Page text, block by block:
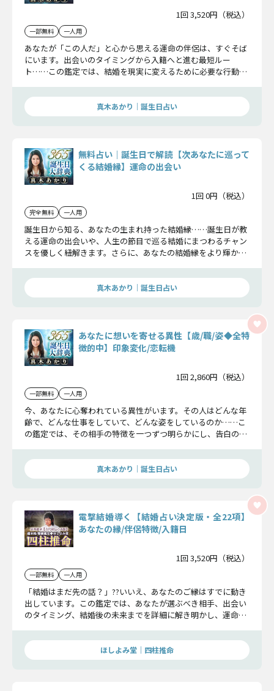
1回 3,520円（税込）
一部無料 一人用
あなたが「この人だ」と心から思える運命の伴侶は、すぐそば
にいます。出会いのタイミングから入籍へと進む最短ルー
ト……この鑑定では、結婚を現実に変えるために必要な行動、
真木あかり｜誕生日占い
無料占い｜誕生日で解読【次あなたに巡って
くる結婚縁】運命の出会い
1回 0円（税込）
完全無料 一人用
誕生日から知る、あなたの生まれ持った結婚縁……誕生日が教
える運命の出会いや、人生の節目で巡る結婚にまつわるチャン
スを優しく紐解きます。さらに、あなたの結婚縁をより輝かせ
真木あかり｜誕生日占い
あなたに想いを寄せる異性【歳/職/姿◆全特
徴的中】印象変化/恋転機
1回 2,860円（税込）
一部無料 一人用
今、あなたに心奪われている異性がいます。その人はどんな年
齢で、どんな仕事をしていて、どんな姿をしているのか……こ
の鑑定では、その相手の特徴を一つずつ明らかにし、告白のタ
真木あかり｜誕生日占い
電撃結婚導く【結婚占い決定版・全22項】
あなたの縁/伴侶特徴/入籍日
1回 3,520円（税込）
一部無料 一人用
「結婚はまだ先の話？」??いいえ、あなたのご縁はすでに動き
出しています。この鑑定では、あなたが選ぶべき相手、出会い
のタイミング、結婚後の未来までを詳細に解き明かし、運命の
準備、始めてみませんか？
ほしよみ堂｜四柱推命